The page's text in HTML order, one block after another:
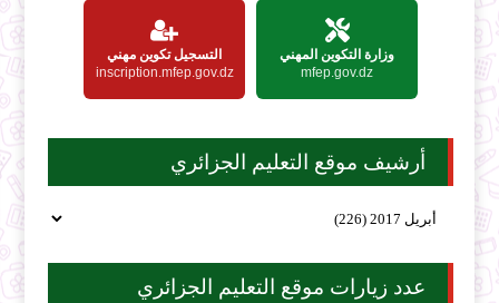
وزارة التكوين المهني
mfep.gov.dz
التسجيل تكوين مهني
inscription.mfep.gov.dz
أرشيف موقع التعليم الجزائري
عدد زيارات موقع التعليم الجزائري